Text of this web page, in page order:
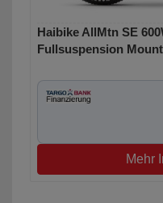
Haibike AllMtn SE
Fullsuspension
Mehr